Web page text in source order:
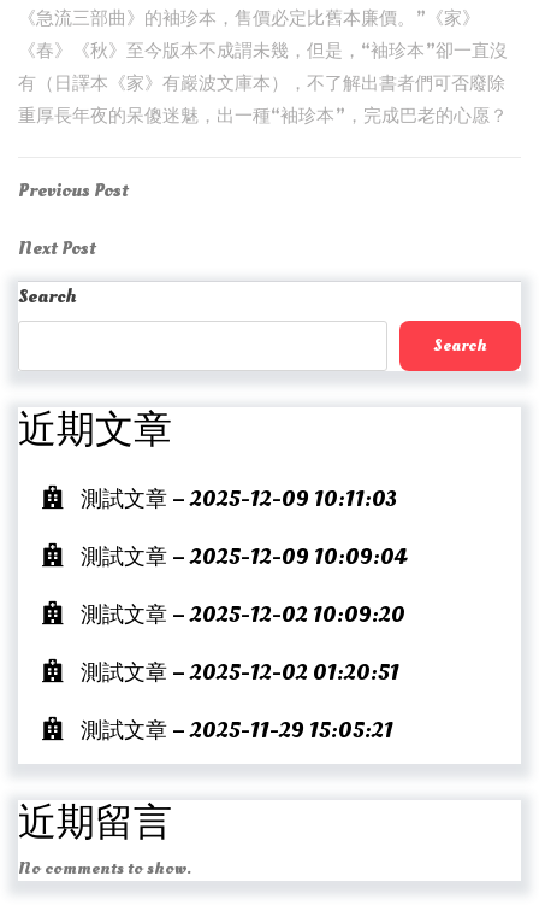
《急流三部曲》的袖珍本，售價必定比舊本廉價。”《家》
《春》《秋》至今版本不成謂未幾，但是，“袖珍本”卻一直沒
有（日譯本《家》有巖波文庫本），不了解出書者們可否廢除
重厚長年夜的呆傻迷魅，出一種“袖珍本”，完成巴老的心愿？
Post
navigation
Previous
Previous Post
Next
Post
Next Post
Search
Search
近期文章
測試文章 – 2025-12-09 10:11:03
測試文章 – 2025-12-09 10:09:04
測試文章 – 2025-12-02 10:09:20
測試文章 – 2025-12-02 01:20:51
測試文章 – 2025-11-29 15:05:21
近期留言
No comments to show.